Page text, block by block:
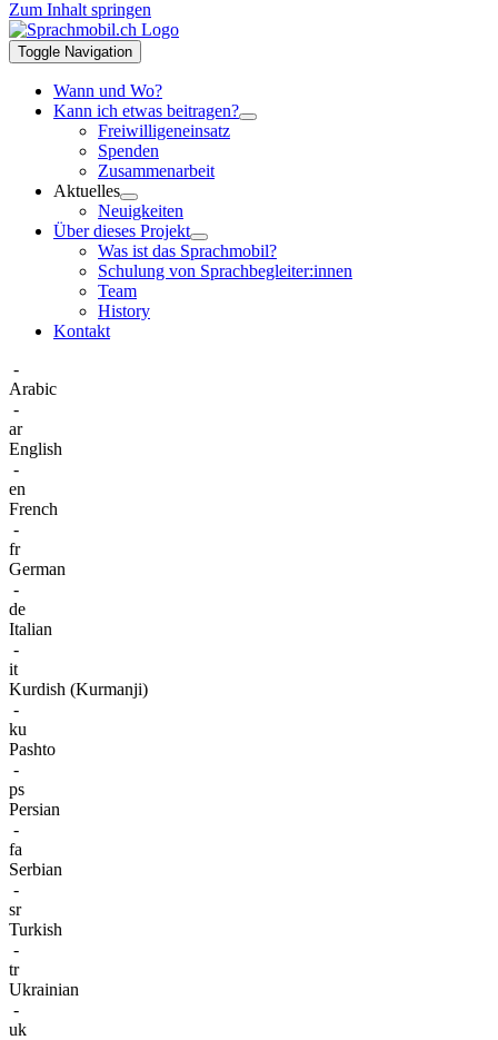
Zum Inhalt springen
Toggle Navigation
Wann und Wo?
Kann ich etwas beitragen?
Freiwilligeneinsatz
Spenden
Zusammenarbeit
Aktuelles
Neuigkeiten
Über dieses Projekt
Was ist das Sprachmobil?
Schulung von Sprachbegleiter:innen
Team
History
Kontakt
-
Arabic
-
ar
English
-
en
French
-
fr
German
-
de
Italian
-
it
Kurdish (Kurmanji)
-
ku
Pashto
-
ps
Persian
-
fa
Serbian
-
sr
Turkish
-
tr
Ukrainian
-
uk